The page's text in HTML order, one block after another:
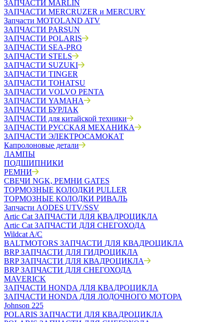
ЗАПЧАСТИ MARLIN
ЗАПЧАСТИ MERCRUZER и MERCURY
Запчасти MOTOLAND ATV
ЗАПЧАСТИ PARSUN
ЗАПЧАСТИ POLARIS
ЗАПЧАСТИ SEA-PRO
ЗАПЧАСТИ STELS
ЗАПЧАСТИ SUZUKI
ЗАПЧАСТИ TINGER
ЗАПЧАСТИ TOHATSU
ЗАПЧАСТИ VOLVO PENTA
ЗАПЧАСТИ YAMAHA
ЗАПЧАСТИ БУРЛАК
ЗАПЧАСТИ для китайской техники
ЗАПЧАСТИ РУССКАЯ МЕХАНИКА
ЗАПЧАСТИ ЭЛЕКТРОСАМОКАТ
Капролоновые детали
ЛАМПЫ
ПОДШИПНИКИ
РЕМНИ
СВЕЧИ NGK, РЕМНИ GATES
ТОРМОЗНЫЕ КОЛОДКИ PULLER
ТОРМОЗНЫЕ КОЛОДКИ РИВАЛЬ
Запчасти AODES UTV/SSV
Artic Cat ЗАПЧАСТИ ДЛЯ КВАДРОЦИКЛА
Artic Cat ЗАПЧАСТИ ДЛЯ СНЕГОХОДА
Wildcat A/C
BALTMOTORS ЗАПЧАСТИ ДЛЯ КВАДРОЦИКЛА
BRP ЗАПЧАСТИ ДЛЯ ГИДРОЦИКЛА
BRP ЗАПЧАСТИ ДЛЯ КВАДРОЦИКЛА
BRP ЗАПЧАСТИ ДЛЯ СНЕГОХОДА
MAVERICK
ЗАПЧАСТИ HONDA ДЛЯ КВАДРОЦИКЛА
ЗАПЧАСТИ HONDA ДЛЯ ЛОДОЧНОГО МОТОРА
Johnson 225
POLARIS ЗАПЧАСТИ ДЛЯ КВАДРОЦИКЛА